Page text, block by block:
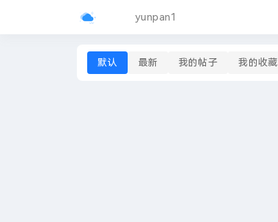
yunpan1
默认 最新 我的帖子 我的收藏